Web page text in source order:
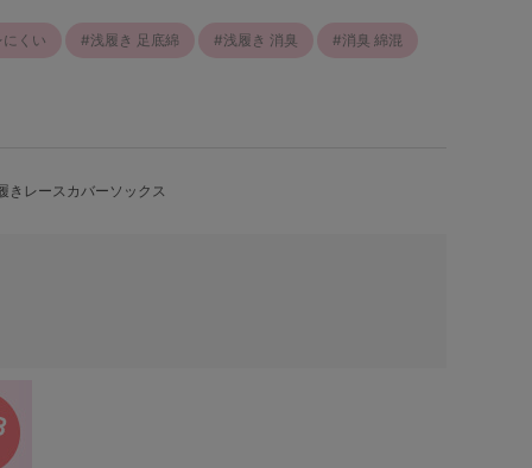
くい 浅履き 足底綿 浅履き 消臭 消臭 綿混
きレースカバーソックス